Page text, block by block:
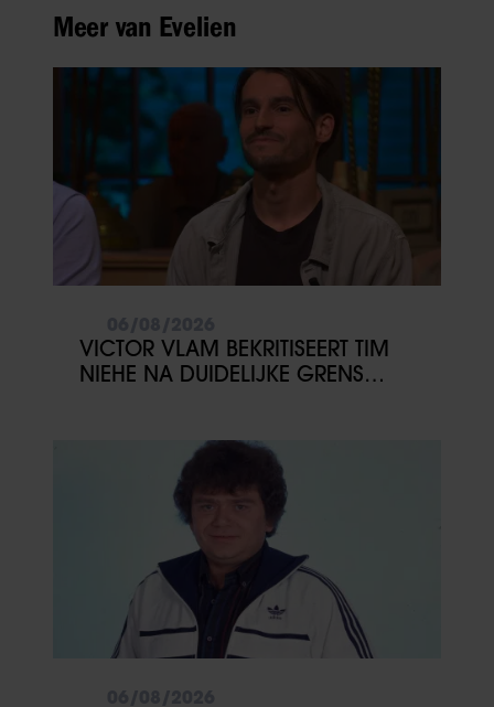
Meer van Evelien
VICTOR VLAM BEKRITISEERT TIM
NIEHE NA DUIDELIJKE GRENS